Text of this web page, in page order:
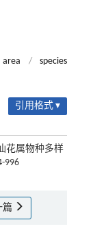
/
species
引用格式 ▾
花属物种多样
996
篇